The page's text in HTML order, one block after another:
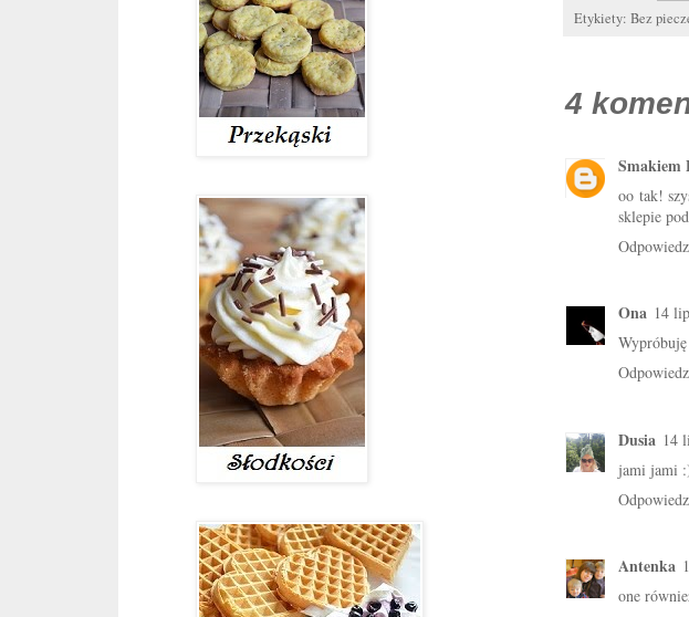
Etykiety: Bez
4
Smakiem
oo tak!
sklepie
Odpowiedz
Ona 14
Odpowiedz
Dusia 14
jami jami
Odpowiedz
Antenka
one